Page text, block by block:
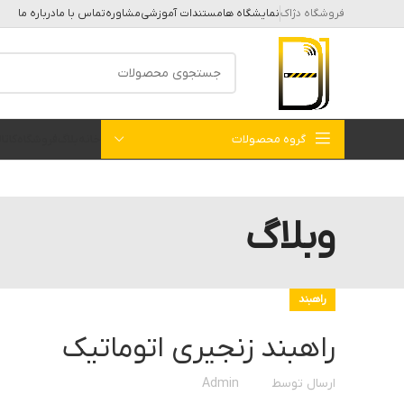
فروشگاه دژاکنمایشگاه هامستندات آموزشیمشاورهتماس با مادرباره ما
گروه محصولات
وبلاگ
راهبند
راهبند زنجیری اتوماتیک
ارسال توسط Admin